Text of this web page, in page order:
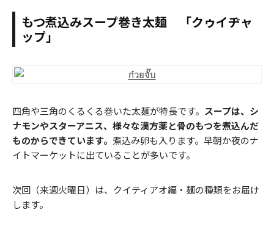
もつ煮込みスープ巻き太麺 「クゥイヂャ
ップ」
四角や三角のくるくる巻いた太麺が特長です。 スープは、シ
ナモンやスターアニス、様々な漢方薬と骨のもつを煮込んだ
ものからできています。 煮込み卵も入ります。早朝か夜のナ
イトマーケットに出ていることが多いです。
次回（来週火曜日）は、クイティアオ編・麺の種類をお届け
します。